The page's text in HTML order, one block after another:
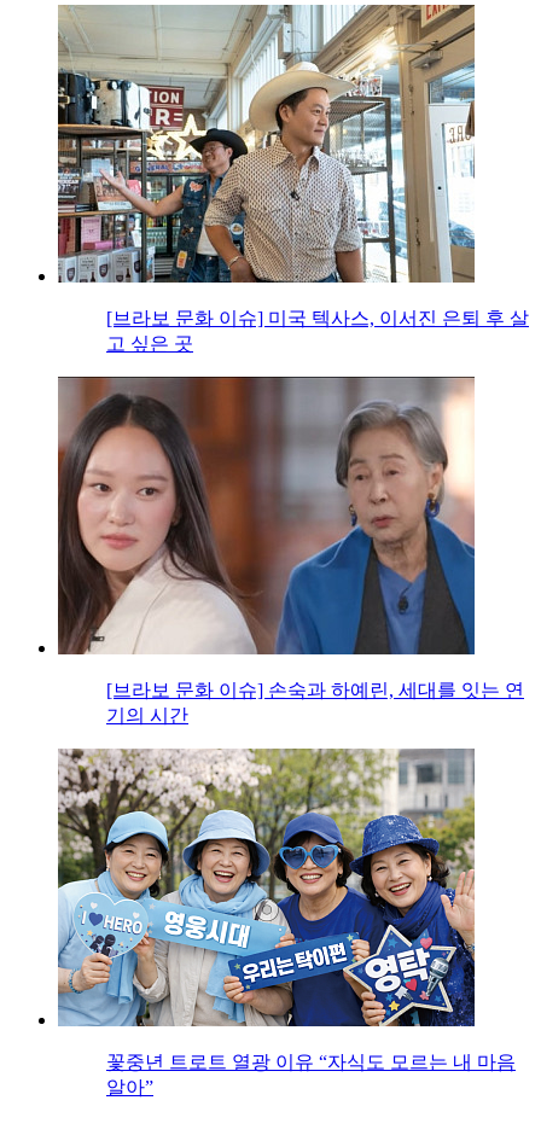
[브라보 문화 이슈] 미국 텍사스, 이서진 은퇴 후 살
고 싶은 곳
[브라보 문화 이슈] 손숙과 하예린, 세대를 잇는 연
기의 시간
꽃중년 트로트 열광 이유 “자식도 모르는 내 마음
알아”